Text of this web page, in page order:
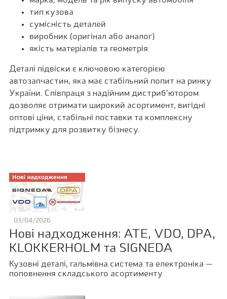
тип кузова
сумісність деталей
виробник (оригінал або аналог)
якість матеріалів та геометрія
Деталі підвіски є ключовою категорією
автозапчастин, яка має стабільний попит на ринку
України. Співпраця з надійним дистриб’ютором
дозволяє отримати широкий асортимент, вигідні
оптові ціни, стабільні поставки та комплексну
підтримку для розвитку бізнесу.
03/04/2026
Нові надходження: ATE, VDO, DPA,
KLOKKERHOLM та SIGNEDA
Кузовні деталі, гальмівна система та електроніка —
поповнення складського асортименту